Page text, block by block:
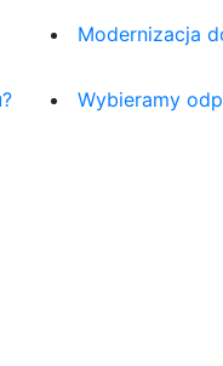
Modernizacja
Wybieramy